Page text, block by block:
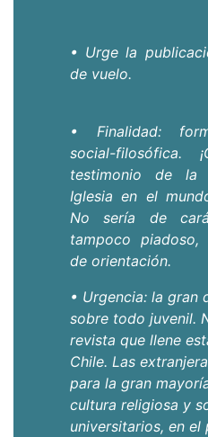
• Urge la
de vuelo.
• Finalidad:
social-filosófica.
testimonio de la
Iglesia en el
No sería de
tampoco
de orientación.
• Urgencia: la gran
sobre todo juvenil.
revista que llene
Chile. Las
para la gran
cultura religiosa y
universitarios, en